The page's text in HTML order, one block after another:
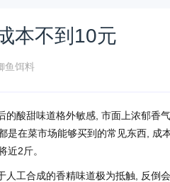
本不到10元
鱼饵料
酸甜味道格外敏感, 市面上浓郁香
是在菜市场能够买到的常见东西, 成
近2斤。
工合成的香精味道极为抵触, 反倒